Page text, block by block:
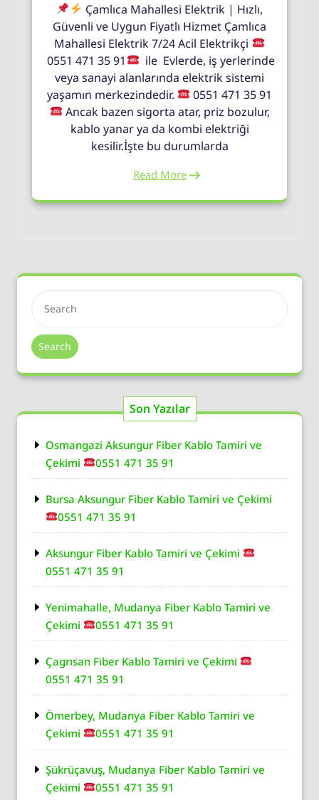
Çamlıca Mahallesi Elektrik | Hızlı,
Güvenli ve Uygun Fiyatlı Hizmet Çamlıca
Mahallesi Elektrik 7/24 Acil Elektrikçi
0551 471 35 91
ile Evlerde, iş yerlerinde
veya sanayi alanlarında elektrik sistemi
yaşamın merkezindedir.
0551 471 35 91
Ancak bazen sigorta atar, priz bozulur,
kablo yanar ya da kombi elektriği
kesilir.İşte bu durumlarda
Read More
Search
Son Yazılar
Osmangazi Aksungur Fiber Kablo Tamiri ve
Çekimi
0551 471 35 91
Bursa Aksungur Fiber Kablo Tamiri ve Çekimi
0551 471 35 91
Aksungur Fiber Kablo Tamiri ve Çekimi
0551 471 35 91
Yenimahalle, Mudanya Fiber Kablo Tamiri ve
Çekimi
0551 471 35 91
Çagrısan Fiber Kablo Tamiri ve Çekimi
0551 471 35 91
Ömerbey, Mudanya Fiber Kablo Tamiri ve
Çekimi
0551 471 35 91
Şükrüçavuş, Mudanya Fiber Kablo Tamiri ve
Çekimi
0551 471 35 91